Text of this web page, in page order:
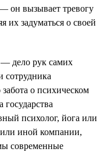
он вызывает тревогу
их задуматься о своей
дело рук самих
забота о психическом
психолог, йога или
иной компании,
современные